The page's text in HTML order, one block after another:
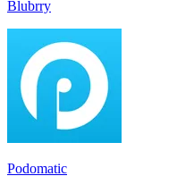
Blubrry
Podomatic